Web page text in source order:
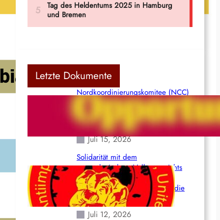
Letzte Dokumente
Nordkoordinierungskomitee (NCC)
der Kommunistischen Partei Indiens
(Maoistisch): Postmoderner
Opportunismus
Juli 15, 2026
Solidarität mit dem
venezolanischem Volk angesichts
der verlorenen Leben und der
katastrophalen Situation durch die
Erdbeben des 24. Juni!
Juli 12, 2026